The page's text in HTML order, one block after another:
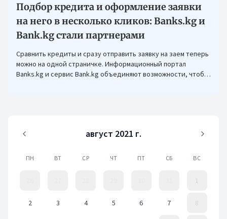
Подбор кредита и оформление заявки
на него в несколько кликов: Banks.kg и
Bank.kg стали партнерами
Сравнить кредиты и сразу отправить заявку на заем теперь
можно на одной страничке. Информационный портал
Banks.kg и сервис Bank.kg объединяют возможности, чтобы
август 2021 г.
ПН ВТ СР ЧТ ПТ СБ ВС
1
2 3 4 5 6 7 8